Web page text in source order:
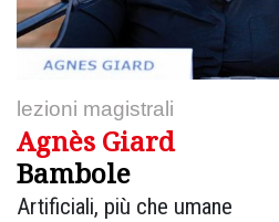
lezioni magistrali
Agnès Giard
Bambole
Artificiali, più che umane